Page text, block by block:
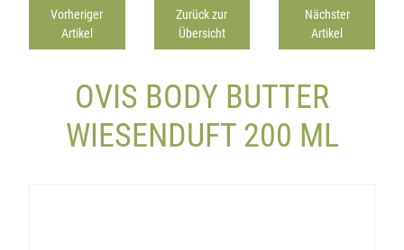
Vorheriger
Artikel
Zurück zur
Übersicht
Nächster
Artikel
OVIS BODY BUTTER
WIESENDUFT 200 ML